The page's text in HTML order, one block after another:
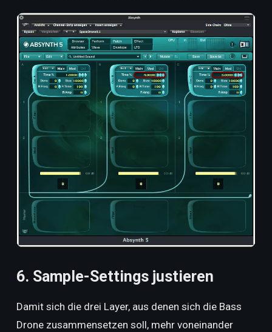
6. Sample-Settings justieren
Damit sich die drei Layer, aus denen sich die Bass
Drone zusammensetzen soll, mehr voneinander